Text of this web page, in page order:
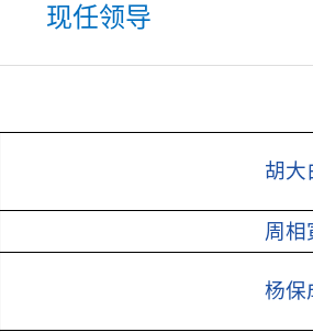
现任领导
胡大
周相
杨保